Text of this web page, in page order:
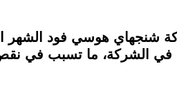
شنجهاي هوسي فود الشهر
في الشركة، ما تسبب في